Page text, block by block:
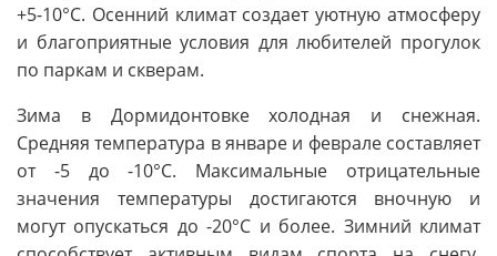
+5-10°C. Осенний климат создает уютную атмосферу
и благоприятные условия для любителей прогулок
по паркам и скверам.
Зима в Дормидонтовке холодная и снежная.
Средняя температура в январе и феврале составляет
от -5 до -10°C. Максимальные отрицательные
значения температуры достигаются вночную и
могут опускаться до -20°C и более. Зимний климат